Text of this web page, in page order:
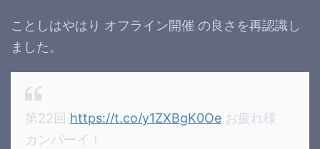
ことしはやはり オフライン開催 の良さを再認識し
ました。
第22回 https://t.co/y1ZXBgK0Oe お疲れ様
カンパーイ！